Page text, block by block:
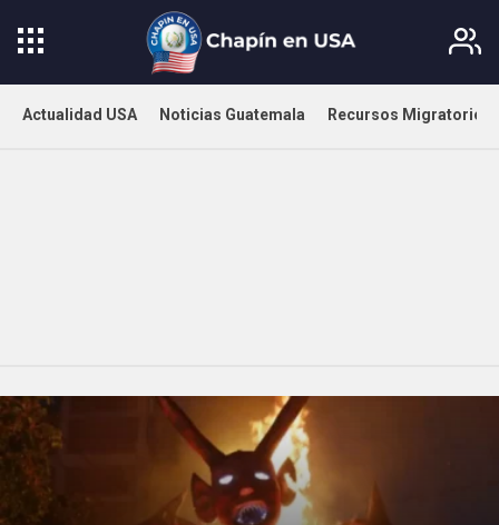
Actualidad USA Noticias Guatemala Recursos Migratorios